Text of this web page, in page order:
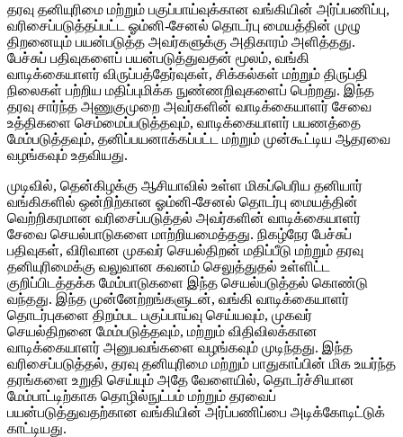
தரவு தனியுரிமை மற்றும் பகுப்பாய்வுக்கான வங்கியின் அர்ப்பணிப்பு,
வரிசைப்படுத்தப்பட்ட ஓம்னி-சேனல் தொடர்பு மையத்தின் முழு
திறனையும் பயன்படுத்த அவர்களுக்கு அதிகாரம் அளித்தது.
பேச்சுப் பதிவுகளைப் பயன்படுத்துவதன் மூலம், வங்கி
வாடிக்கையாளர் விருப்பத்தேர்வுகள், சிக்கல்கள் மற்றும் திருப்தி
நிலைகள் பற்றிய மதிப்புமிக்க நுண்ணறிவுகளைப் பெற்றது. இந்த
தரவு சார்ந்த அணுகுமுறை அவர்களின் வாடிக்கையாளர் சேவை
உத்திகளை செம்மைப்படுத்தவும், வாடிக்கையாளர் பயணத்தை
மேம்படுத்தவும், தனிப்பயனாக்கப்பட்ட மற்றும் முன்கூட்டிய ஆதரவை
வழங்கவும் உதவியது.
முடிவில், தென்கிழக்கு ஆசியாவில் உள்ள மிகப்பெரிய தனியார்
வங்கிகளில் ஒன்றிற்கான ஓம்னி-சேனல் தொடர்பு மையத்தின்
வெற்றிகரமான வரிசைப்படுத்தல் அவர்களின் வாடிக்கையாளர்
சேவை செயல்பாடுகளை மாற்றியமைத்தது. நிகழ்நேர பேச்சுப்
பதிவுகள், விரிவான முகவர் செயல்திறன் மதிப்பீடு மற்றும் தரவு
தனியுரிமைக்கு வலுவான கவனம் செலுத்துதல் உள்ளிட்ட
குறிப்பிடத்தக்க மேம்பாடுகளை இந்த செயல்படுத்தல் கொண்டு
வந்தது. இந்த முன்னேற்றங்களுடன், வங்கி வாடிக்கையாளர்
தொடர்புகளை திறம்பட பகுப்பாய்வு செய்யவும், முகவர்
செயல்திறனை மேம்படுத்தவும், மற்றும் விதிவிலக்கான
வாடிக்கையாளர் அனுபவங்களை வழங்கவும் முடிந்தது. இந்த
வரிசைப்படுத்தல், தரவு தனியுரிமை மற்றும் பாதுகாப்பின் மிக உயர்ந்த
தரங்களை உறுதி செய்யும் அதே வேளையில், தொடர்ச்சியான
மேம்பாட்டிற்காக தொழில்நுட்பம் மற்றும் தரவைப்
பயன்படுத்துவதற்கான வங்கியின் அர்ப்பணிப்பை அடிக்கோடிட்டுக்
காட்டியது.